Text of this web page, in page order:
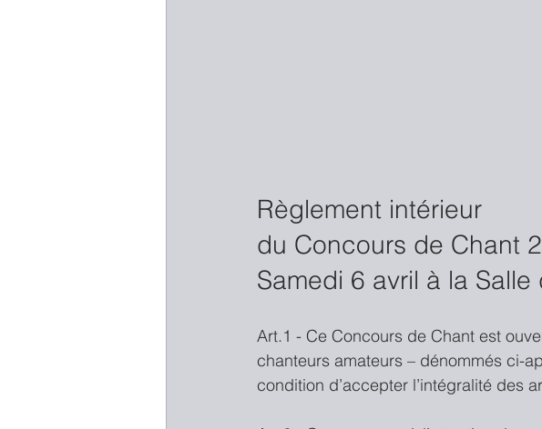
Règlement intérieur
du Concours de Chant
Samedi 6 avril à la
Art.1 - Ce Concours de Chant est
chanteurs amateurs – dénommés ci-
condition d’accepter l’intégralité des